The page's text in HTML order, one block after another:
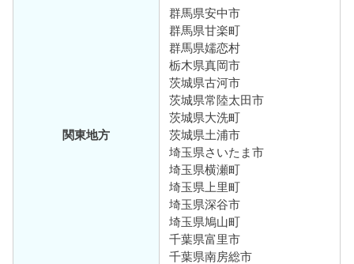
関東地方
群馬県安中市
群馬県甘楽町
群馬県嬬恋村
栃木県真岡市
茨城県古河市
茨城県常陸太田市
茨城県大洗町
茨城県土浦市
埼玉県さいたま市
埼玉県横瀬町
埼玉県上里町
埼玉県深谷市
埼玉県鳩山町
千葉県富里市
千葉県南房総市